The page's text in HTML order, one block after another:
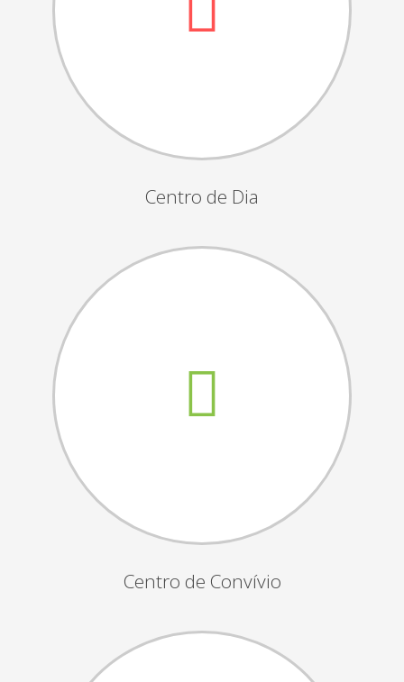
Feiras e Exposições
Grupos Musicais do Centro de Dia
Outras Actividades
Passeio Vila Nova de Cerveira
Assembleias Gerais
Semana Sénior
Passeio do Idoso
Associados
Publicações Oficiais
Contactos
Centro de Dia
Centro de Convívio